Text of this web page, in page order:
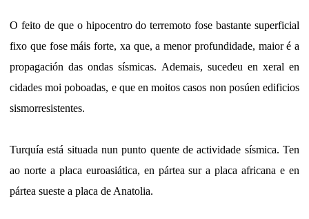
O feito de que o hipocentro do terremoto fose bastante superficial
fixo que fose máis forte, xa que, a menor profundidade, maior é a
propagación das ondas sísmicas. Ademais, sucedeu en xeral en
cidades moi poboadas, e que en moitos casos non posúen edificios
sismorresistentes.
Turquía está situada nun punto quente de actividade sísmica. Ten
ao norte a placa euroasiática, en pártea sur a placa africana e en
pártea sueste a placa de Anatolia.